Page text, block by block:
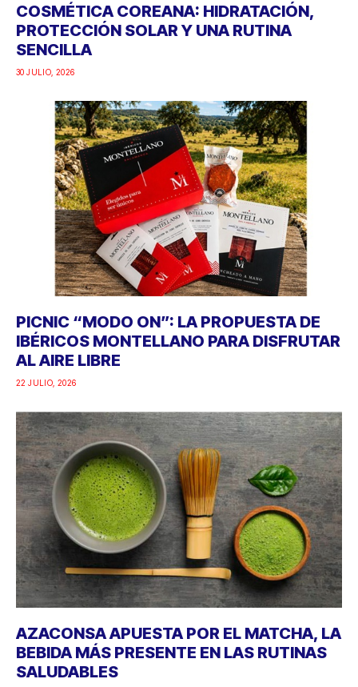
COSMÉTICA COREANA: HIDRATACIÓN,
PROTECCIÓN SOLAR Y UNA RUTINA
SENCILLA
30 JULIO, 2026
PICNIC “MODO ON”: LA PROPUESTA DE
IBÉRICOS MONTELLANO PARA DISFRUTAR
AL AIRE LIBRE
22 JULIO, 2026
AZACONSA APUESTA POR EL MATCHA, LA
BEBIDA MÁS PRESENTE EN LAS RUTINAS
SALUDABLES